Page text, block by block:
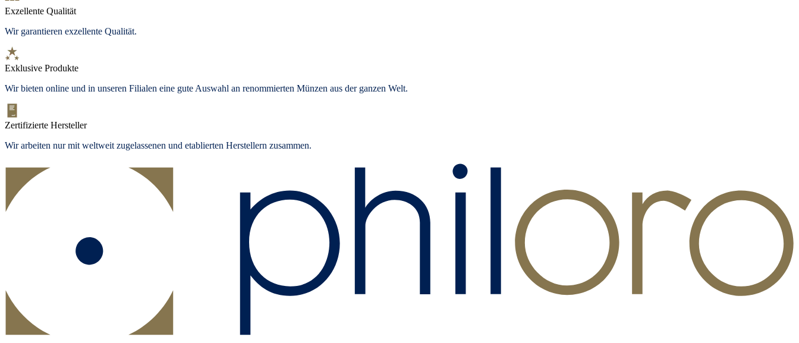
Exzellente Qualität
Wir garantieren exzellente Qualität.
Exklusive Produkte
Wir bieten online und in unseren Filialen eine gute Auswahl an renommierten Münzen aus der ganzen Welt.
Zertifizierte Hersteller
Wir arbeiten nur mit weltweit zugelassenen und etablierten Herstellern zusammen.